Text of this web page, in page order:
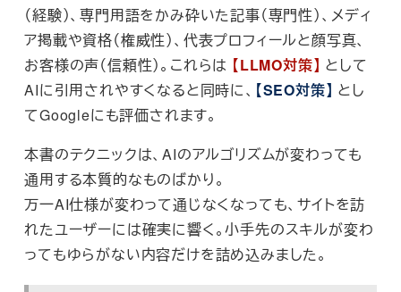
（経験）、専門用語をかみ砕いた記事（専門性）、メディ
ア掲載や資格（権威性）、代表プロフィールと顔写真、
お客様の声（信頼性）。これらは 【LLMO対策】 として
AIに引用されやすくなると同時に、 【SEO対策】 とし
てGoogleにも評価されます。
本書のテクニックは、AIのアルゴリズムが変わっても
通用する本質的なものばかり。
万一AI仕様が変わって通じなくなっても、サイトを訪
れたユーザーには確実に響く。小手先のスキルが変わ
ってもゆらがない内容だけを詰め込みました。